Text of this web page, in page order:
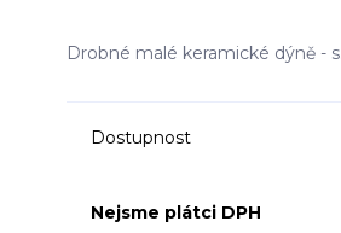
Drobné malé keramické dýně -
Dostupnost
Nejsme plátci DPH